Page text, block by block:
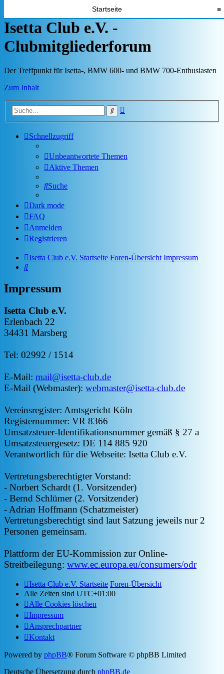
Startseite ≡
Isetta Club e.V. -
Clubmitgliederforum
Der Treffpunkt für Isetta-, BMW 600- und BMW 700-Enthusiasten
Zum Inhalt
Suche
Schnellzugriff
Unbeantwortete Themen
Aktive Themen
Suche
Dark mode
FAQ
Anmelden
Registrieren
Isetta Club e.V. Startseite Foren-Übersicht Impressum
Suche
Impressum
Isetta Club e.V.
Erlenbach 22
34431 Marsberg
Tel: 02992 / 1514
E-Mail: mail@isetta-club.de
E-Mail (Webmaster): webmaster@isetta-club.de
Vereinsregister: Amtsgericht Köln
Registernummer: VR 8366
Umsatzsteuer-Identifikationsnummer gemäß § 27 a
Umsatzsteuergesetz: DE 114 885 920
Verantwortlich für die Webseite: Isetta Club e.V.
Vertretungsberechtigter Vorstand:
- Norbert Schardt (1. Vorsitzender)
- Bernd Schlümer (2. Vorsitzender)
- Adrian Hoffmann (Schatzmeister)
Vertretungsberechtigt sind laut Satzung jeweils nur 2
Personen gemeinsam.
Plattform der EU-Kommission zur Online-
Streitbeilegung: www.ec.europa.eu/consumers/odr
Isetta Club e.V. Startseite Foren-Übersicht
Alle Zeiten sind UTC+01:00
Alle Cookies löschen
Impressum
Ansprechpartner
Kontakt
Powered by phpBB® Forum Software © phpBB Limited
Deutsche Übersetzung durch phpBB.de